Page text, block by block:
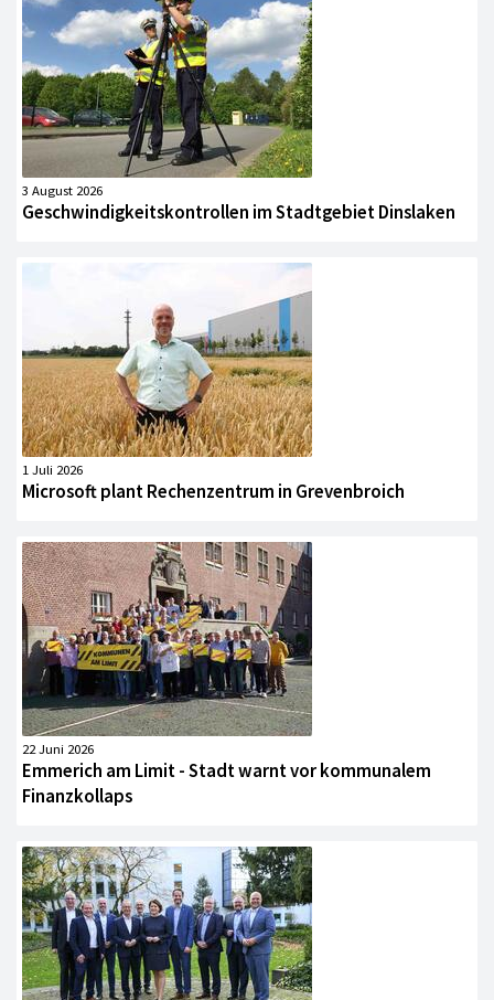
3 August 2026
Geschwindigkeitskontrollen im Stadtgebiet Dinslaken
1 Juli 2026
Microsoft plant Rechenzentrum in Grevenbroich
22 Juni 2026
Emmerich am Limit - Stadt warnt vor kommunalem
Finanzkollaps